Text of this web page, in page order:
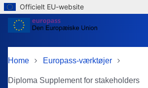
Skip to main content
Officielt EU-website
Home Europass-værktøjer
Diploma Supplement for stakeholders